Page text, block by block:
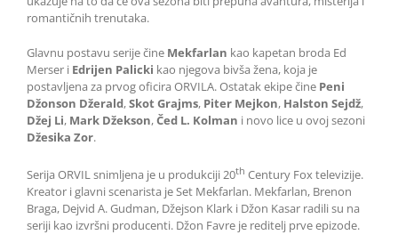
romantičnih trenutaka.
Glavnu postavu serije čine Mekfarlan kao kapetan broda Ed
Merser i Edrijen Palicki kao njegova bivša žena, koja je
postavljena za prvog oficira ORVILA. Ostatak ekipe čine Peni
Džonson Džerald,Skot Grajms, Piter Mejkon, Halston Sejdž,
Džej Li, Mark Džekson,Čed L. Kolman i novo lice u ovoj sezoni
Džesika Zor.
Serija ORVIL snimljena je u produkciji 20th Century Fox televizije.
Kreator i glavni scenarista je Set Mekfarlan. Mekfarlan, Brenon
Braga, Dejvid A. Gudman, Džejson Klark i Džon Kasar radili su na
seriji kao izvršni producenti. Džon Favre je reditelj prve epizode.